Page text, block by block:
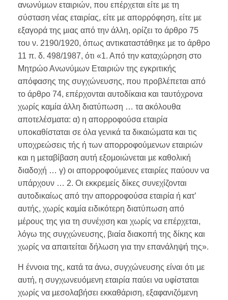
ανωνύµων εταιριών, που επέρχεται είτε µε τη
σύσταση νέας εταιρίας, είτε µε απορρόφηση, είτε µε
εξαγορά της µιας από την άλλη, ορίζει το άρθρο 75
του ν. 2190/1920, όπως αντικαταστάθηκε µε το άρθρο
11 π. δ. 498/1987, ότι «1. Από την καταχώρηση στο
Μητρώο Ανωνύµων Εταιριών της εγκριτικής
απόφασης της συγχώνευσης, που προβλέπεται από
το άρθρο 74, επέρχονται αυτοδίκαια και ταυτόχρονα
χωρίς καµία άλλη διατύπωση … τα ακόλουθα
αποτελέσµατα: α) η απορροφούσα εταιρία
υποκαθίσταται σε όλα γενικά τα δικαιώµατα και τις
υποχρεώσεις τής ή των απορροφούµενων εταιριών
και η µεταβίβαση αυτή εξοµοιώνεται µε καθολική
διαδοχή … γ) οι απορροφούµενες εταιρίες παύουν να
υπάρχουν … 2. Οι εκκρεµείς δίκες συνεχίζονται
αυτοδικαίως από την απορροφούσα εταιρία ή κατ’
αυτής, χωρίς καµία ειδικότερη διατύπωση από
µέρους της για τη συνέχιση και χωρίς να επέρχεται,
λόγω της συγχώνευσης, βιαία διακοπή της δίκης και
χωρίς να απαιτείται δήλωση για την επανάληψή της».
Η έννοια της, κατά τα άνω, συγχώνευσης είναι ότι µε
αυτή, η συγχωνευόµενη εταιρία παύει να υφίσταται
χωρίς να µεσολαβήσει εκκαθάριση, εξαφανιζόµενη